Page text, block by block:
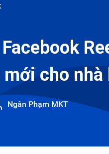
social
sàn
Thương hiệu/Brand
cho nhà
Ngân Phạm MKT